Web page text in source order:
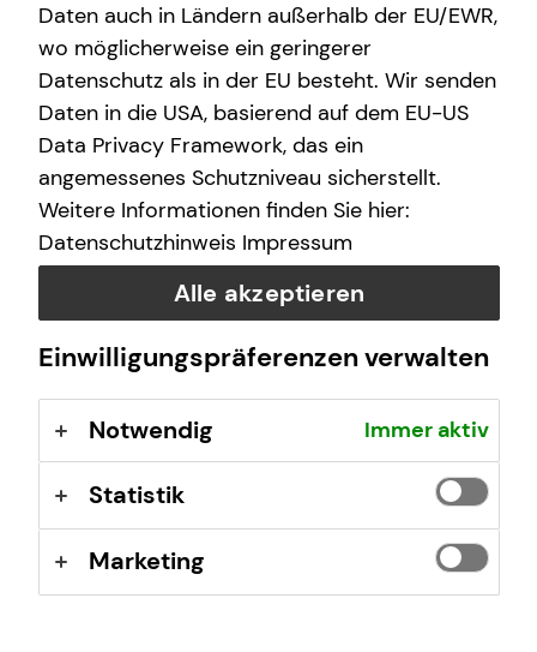
Mehr über mich
Das ist tecis
Wir sind tecis, die Finanzberatung deiner Generation –
und begleiten dich auf deinem Weg in eine finanziell
selbstbestimmte Zukunft.
Daten auch in Ländern außerhalb der EU/EWR,
wo möglicherweise ein geringerer
Datenschutz als in der EU besteht. Wir senden
Daten in die USA, basierend auf dem EU-US
Data Privacy Framework, das ein
angemessenes Schutzniveau sicherstellt.
Weitere Informationen finden Sie hier:
Datenschutzhinweis Impressum
Alle akzeptieren
Einwilligungspräferenzen verwalten
Notwendig Immer aktiv
Statistik
Marketing